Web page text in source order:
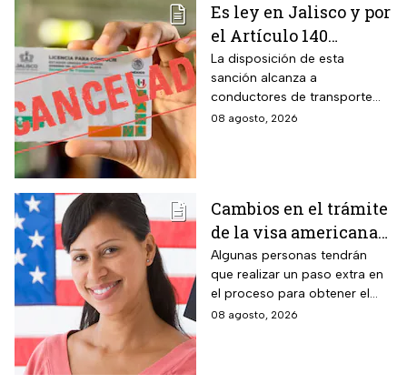
Es ley en Jalisco y por
el Artículo 140
cancelarán la licencia
de conducir de por
vida a todos los
automovilistas que
La disposición de esta
sanción alcanza a
conductores de transporte
escolar, unidades de
común.
08 agosto, 2026
Cambios en el trámite
de la visa americana
2026 y para quiénes
aplica
Algunas personas tendrán
que realizar un paso extra en
el proceso para obtener el
documento que permite
08 agosto, 2026